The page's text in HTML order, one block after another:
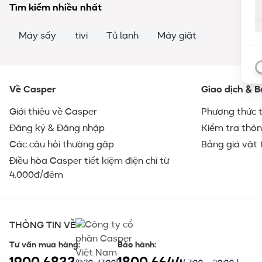
Tìm kiếm nhiều nhất
Máy sấy tivi Tủ lạnh Máy giặt
Về Casper
Giới thiệu về Casper
Đăng ký & Đăng nhập
Các câu hỏi thường gặp
Điều hòa Casper tiết kiệm điện chỉ từ
4.000đ/đêm
Giao dịch &
Phương thức
Kiểm tra
Bảng giá vật
THÔNG TIN VỀ
Tư vấn mua hàng: Bảo hành: